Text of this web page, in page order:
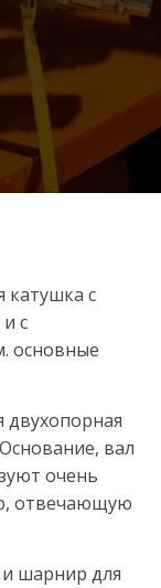
катушка с
с
основные
двухопорная
вал
очень
отвечающую
шарнир для